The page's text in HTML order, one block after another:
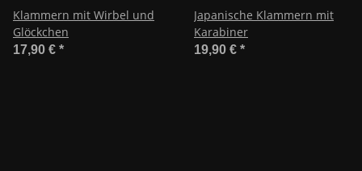
Klammern mit Wirbel und
Glöckchen
17,90 € *
Japanische Klammern mit
Karabiner
19,90 € *